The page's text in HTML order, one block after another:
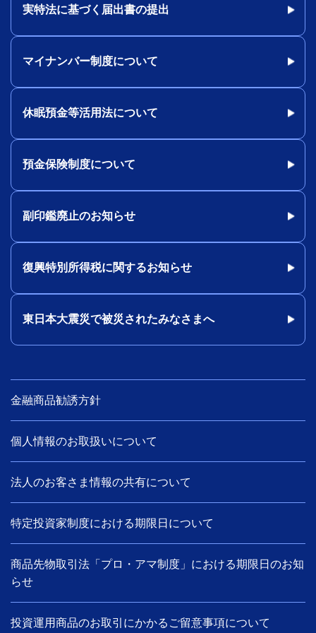
実特法に基づく届出書の提出
マイナンバー制度について
休眠預金等活用法について
預金保険制度について
副印鑑廃止のお知らせ
復興特別所得税に関するお知らせ
東日本大震災で被災されたみなさまへ
金融商品勧誘方針
個人情報のお取扱いについて
法人のお客さま情報の共有について
特定投資家制度における期限日について
商品先物取引法「プロ・アマ制度」における期限日のお知
らせ
投資運用商品のお取引にかかるご留意事項について